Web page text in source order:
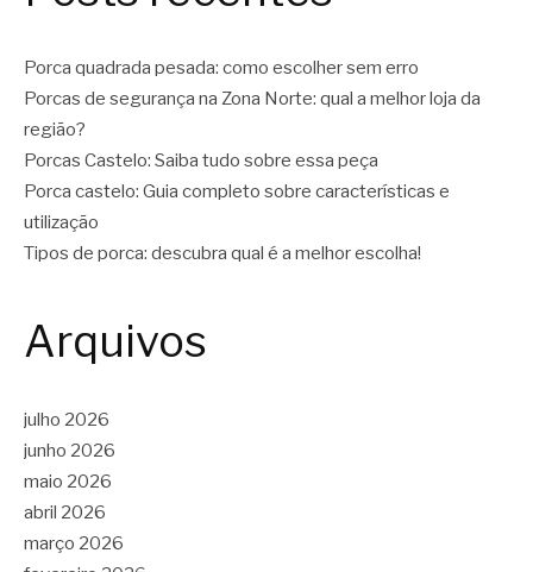
Porca quadrada pesada: como escolher sem erro
Porcas de segurança na Zona Norte: qual a melhor loja da
região?
Porcas Castelo: Saiba tudo sobre essa peça
Porca castelo: Guia completo sobre características e
utilização
Tipos de porca: descubra qual é a melhor escolha!
Arquivos
julho 2026
junho 2026
maio 2026
abril 2026
março 2026